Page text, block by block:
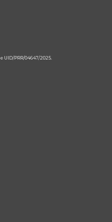
UID/PRR/04647/2025.